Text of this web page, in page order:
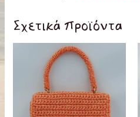
Σχετικά προϊόντα